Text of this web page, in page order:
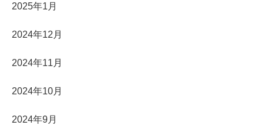
2025年1月
2024年12月
2024年11月
2024年10月
2024年9月